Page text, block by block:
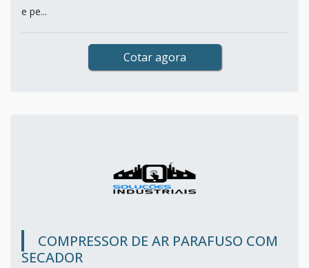
e pe...
Cotar agora
COMPRESSOR DE AR PARAFUSO COM
SECADOR